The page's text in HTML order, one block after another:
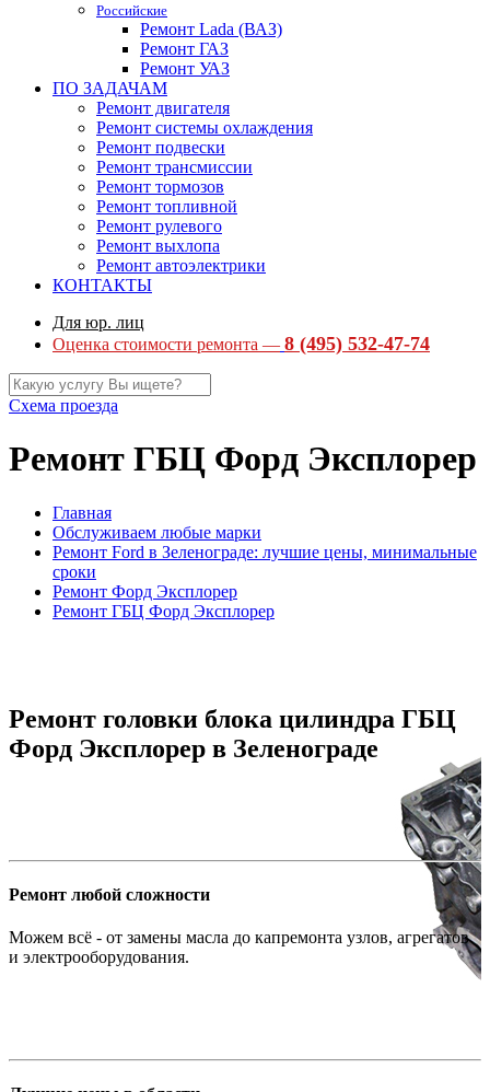
Российские
Ремонт Lada (ВАЗ)
Ремонт ГАЗ
Ремонт УАЗ
ПО ЗАДАЧАМ
Ремонт двигателя
Ремонт системы охлаждения
Ремонт подвески
Ремонт трансмиссии
Ремонт тормозов
Ремонт топливной
Ремонт рулевого
Ремонт выхлопа
Ремонт автоэлектрики
КОНТАКТЫ
Для юр. лиц
Оценка стоимости ремонта — 8 (495) 532-47-74
Схема проезда
Ремонт ГБЦ Форд Эксплорер
Главная
Обслуживаем любые марки
Ремонт Ford в Зеленограде: лучшие цены, минимальные
сроки
Ремонт Форд Эксплорер
Ремонт ГБЦ Форд Эксплорер
Ремонт головки блока цилиндра ГБЦ
Форд Эксплорер в Зеленограде
Ремонт любой сложности
Можем всё - от замены масла до капремонта узлов, агрегатов
и электрооборудования.